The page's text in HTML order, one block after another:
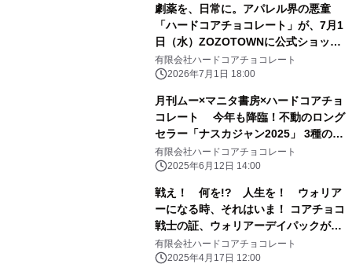
劇薬を、日常に。アパレル界の悪童
「ハードコアチョコレート」が、7月1
日（水）ZOZOTOWNに公式ショップ
をオープン！異端児が放つ、新時代の
ファッションステートメント。
有限会社ハードコアチョコレート
2026年7月1日 18:00
月刊ムー×マニタ書房×ハードコアチョ
コレート 今年も降臨！不動のロング
セラー「ナスカジャン2025」 3種の受
注予約受付中！
有限会社ハードコアチョコレート
2025年6月12日 14:00
戦え！ 何を!? 人生を！ ウォリア
ーになる時、それはいま！ コアチョコ
戦士の証、ウォリアーデイパックが6
年ぶりに大登場！ HARDCCウォリア
ーデイパック25が特別価格にて受注予
有限会社ハードコアチョコレート
2025年4月17日 12:00